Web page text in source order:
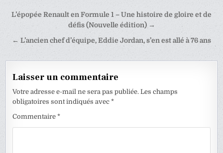
Navigation
l’article
L’épopée Renault en Formule 1 – Une histoire de gloire et de
défis (Nouvelle édition) →
← L’ancien chef d’équipe, Eddie Jordan, s’en est allé à 76 ans
Laisser un commentaire
Votre adresse e-mail ne sera pas publiée. Les champs
obligatoires sont indiqués avec*
Commentaire*